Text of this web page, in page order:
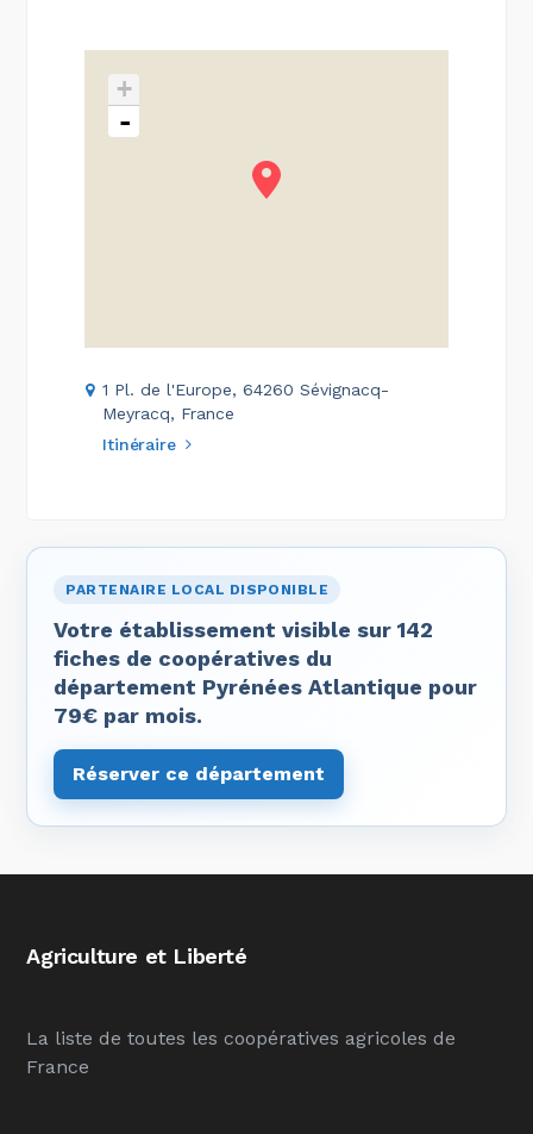
+
-
1 Pl. de l'Europe, 64260 Sévignacq-
Meyracq, France
Itinéraire
PARTENAIRE LOCAL DISPONIBLE
Votre établissement visible sur 142
fiches de coopératives du
département Pyrénées Atlantique pour
79€ par mois.
Réserver ce département
Agriculture et Liberté
La liste de toutes les coopératives agricoles de
France